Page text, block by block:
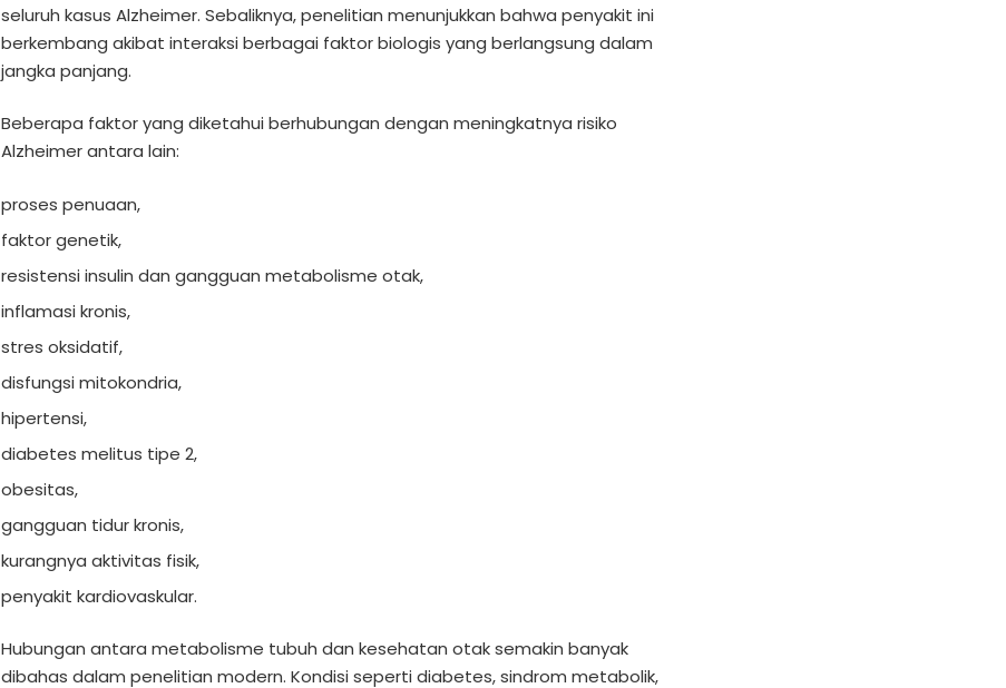
seluruh kasus Alzheimer. Sebaliknya, penelitian menunjukkan bahwa penyakit ini
berkembang akibat interaksi berbagai faktor biologis yang berlangsung dalam
jangka panjang.
Beberapa faktor yang diketahui berhubungan dengan meningkatnya risiko
Alzheimer antara lain:
proses penuaan,
faktor genetik,
resistensi insulin dan gangguan metabolisme otak,
inflamasi kronis,
stres oksidatif,
disfungsi mitokondria,
hipertensi,
diabetes melitus tipe 2,
obesitas,
gangguan tidur kronis,
kurangnya aktivitas fisik,
penyakit kardiovaskular.
Hubungan antara metabolisme tubuh dan kesehatan otak semakin banyak
dibahas dalam penelitian modern. Kondisi seperti diabetes, sindrom metabolik,